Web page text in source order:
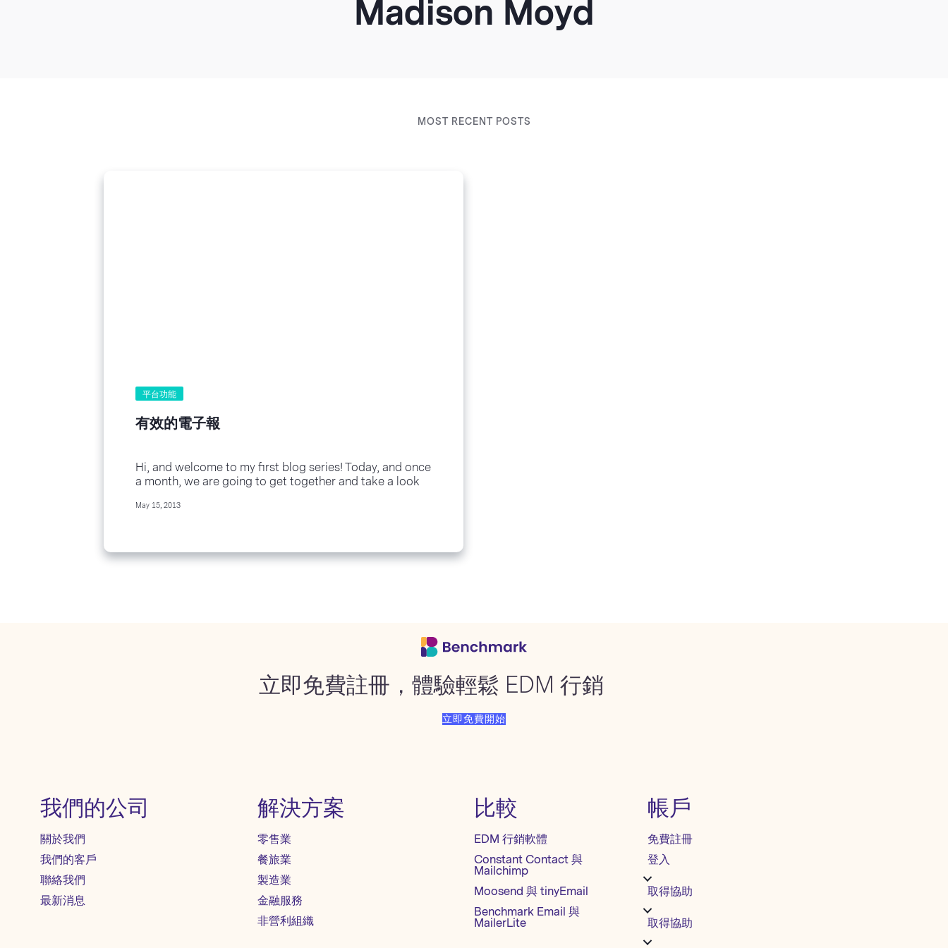
Madison Moyd
MOST RECENT POSTS
平台功能
有效的電子報
Hi, and welcome to my first blog series! Today, and once
a month, we are going to get together and take a look
May 15, 2013
立即免費註冊，體驗輕鬆 EDM 行銷
立即免費開始
我們的公司
關於我們
我們的客戶
聯絡我們
最新消息
解決方案
零售業
餐旅業
製造業
金融服務
非營利組織
比較
EDM 行銷軟體
Constant Contact 與
Mailchimp
Moosend 與 tinyEmail
Benchmark Email 與
MailerLite
帳戶
免費註冊
登入
取得協助
取得協助